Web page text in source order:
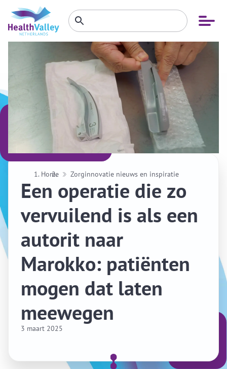
Open
menu
Zoeken
binnen
website
Zoeken
Home Zorginnovatie nieuws en inspiratie
Een operatie die zo
vervuilend is als een
autorit naar
Marokko: patiënten
mogen dat laten
meewegen
3 maart 2025